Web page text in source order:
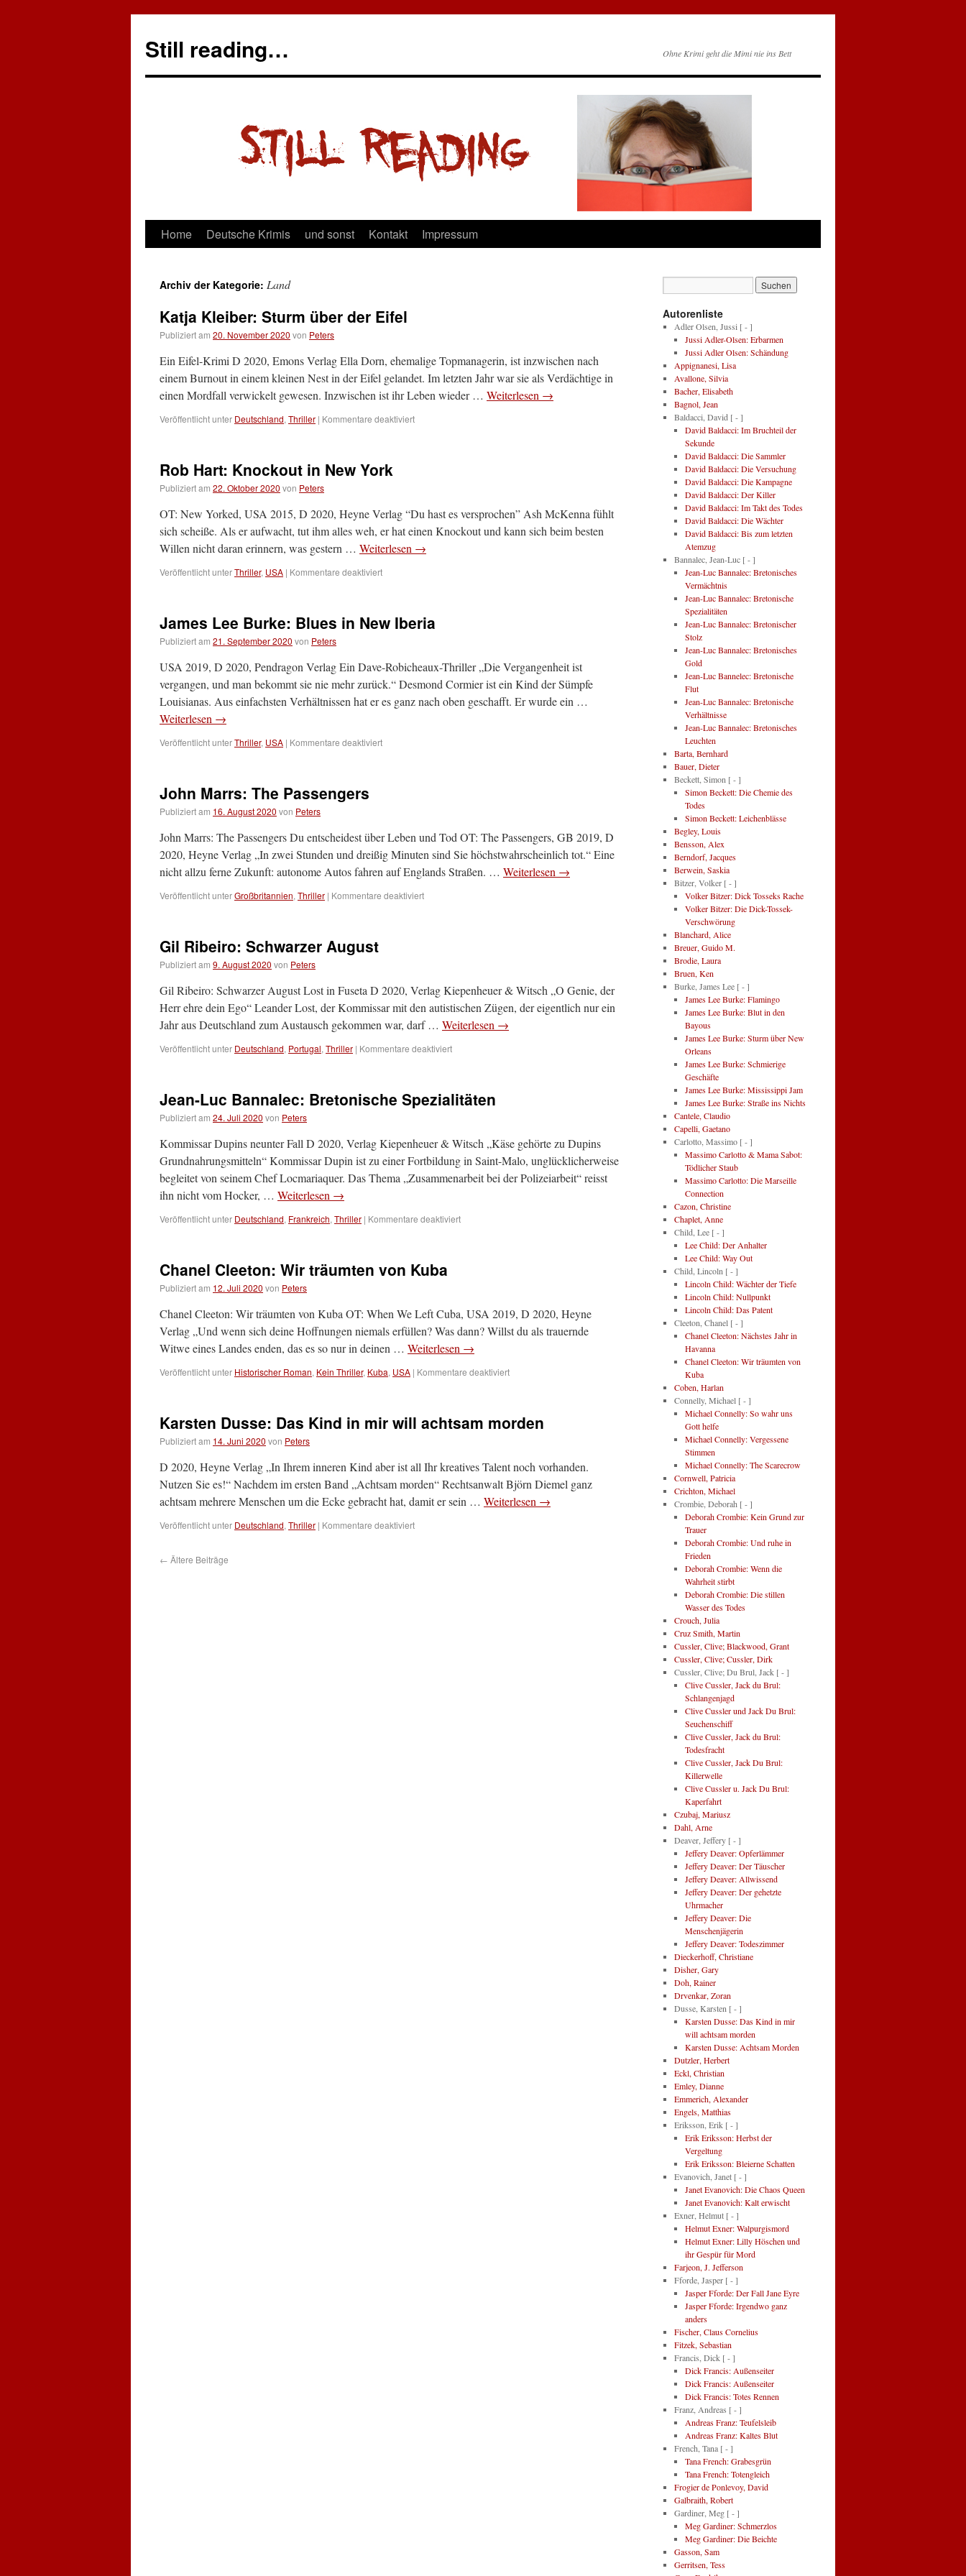
Still reading… Ohne Krimi geht die Mimi nie ins Bett
Home Deutsche Krimis und sonst Kontakt Impressum
Archiv der Kategorie: Land
Katja Kleiber: Sturm über der Eifel
Publiziert am 20. November 2020 von Peters
Ein Eifel-Krimi D 2020, Emons Verlag Ella Dorn, ehemalige Topmanagerin, ist inzwischen nach
einem Burnout in einem kleinen Nest in der Eifel gelandet. Im letzten Jahr war sie als Verdächtige in
einen Mordfall verwickelt gewesen. Inzwischen ist ihr Leben wieder … Weiterlesen →
Veröffentlicht unter Deutschland, Thriller | Kommentare deaktiviert
Rob Hart: Knockout in New York
Publiziert am 22. Oktober 2020 von Peters
OT: New Yorked, USA 2015, D 2020, Heyne Verlag “Du hast es versprochen” Ash McKenna fühlt
sich scheiße. Als er aufwacht, tut ihm alles weh, er hat einen Knockout und kann sich beim besten
Willen nicht daran erinnern, was gestern … Weiterlesen →
Veröffentlicht unterThriller, USA | Kommentare deaktiviert
James Lee Burke: Blues in New Iberia
Publiziert am 21. September 2020 von Peters
USA 2019, D 2020, Pendragon Verlag Ein Dave-Robicheaux-Thriller „Die Vergangenheit ist
vergangen, und man bekommt sie nie mehr zurück.“ Desmond Cormier ist ein Kind der Sümpfe
Louisianas. Aus einfachsten Verhältnissen hat er es ganz nach oben geschafft. Er wurde ein …
Weiterlesen →
Veröffentlicht unterThriller, USA | Kommentare deaktiviert
John Marrs: The Passengers
Publiziert am 16. August 2020 von Peters
John Marrs: The Passengers Du entscheidest über Leben und Tod OT: The Passengers, GB 2019, D
2020, Heyne Verlag „In zwei Stunden und dreißig Minuten sind Sie höchstwahrscheinlich tot.“ Eine
nicht allzu ferne Zukunft: autonome Autos fahren auf Englands Straßen. … Weiterlesen →
Veröffentlicht unterGroßbritannien, Thriller | Kommentare deaktiviert
Gil Ribeiro: Schwarzer August
Publiziert am 9. August 2020 von Peters
Gil Ribeiro: Schwarzer August Lost in Fuseta D 2020, Verlag Kiepenheuer & Witsch „O Genie, der
Herr ehre dein Ego“ Leander Lost, der Kommissar mit den autistischen Zügen, der eigentlich nur ein
Jahr aus Deutschland zum Austausch gekommen war, darf … Weiterlesen →
Veröffentlicht unter Deutschland, Portugal, Thriller | Kommentare deaktiviert
Jean-Luc Bannalec: Bretonische Spezialitäten
Publiziert am 24. Juli 2020 von Peters
Kommissar Dupins neunter Fall D 2020, Verlag Kiepenheuer & Witsch „Käse gehörte zu Dupins
Grundnahrungsmitteln“ Kommissar Dupin ist zu einer Fortbildung in Saint-Malo, unglücklicherweise
begleitet von seinem Chef Locmariaquer. Das Thema „Zusammenarbeit bei der Polizeiarbeit“ reisst
ihn nicht vom Hocker, … Weiterlesen →
Veröffentlicht unter Deutschland, Frankreich, Thriller | Kommentare deaktiviert
Chanel Cleeton: Wir träumten von Kuba
Publiziert am 12. Juli 2020 von Peters
Chanel Cleeton: Wir träumten von Kuba OT: When We Left Cuba, USA 2019, D 2020, Heyne
Verlag „Und wenn sich deine Hoffnungen niemals erfüllen? Was dann? Willst du als trauernde
Witwe eines Landes enden, das es so nur in deinen … Weiterlesen →
Veröffentlicht unter Historischer Roman, Kein Thriller, Kuba, USA | Kommentare deaktiviert
Karsten Dusse: Das Kind in mir will achtsam morden
Publiziert am 14. Juni 2020 von Peters
D 2020, Heyne Verlag „In Ihrem inneren Kind aber ist all Ihr kreatives Talent noch vorhanden.
Nutzen Sie es!“ Nachdem im ersten Band „Achtsam morden“ Rechtsanwalt Björn Diemel ganz
achtsam mehrere Menschen um die Ecke gebracht hat, damit er sein … Weiterlesen →
Veröffentlicht unter Deutschland, Thriller | Kommentare deaktiviert
← Ältere Beiträge
Autorenliste
Adler Olsen, Jussi [ - ]
Jussi Adler-Olsen: Erbarmen
Jussi Adler Olsen: Schändung
Appignanesi, Lisa
Avallone, Silvia
Bacher, Elisabeth
Bagnol, Jean
Baldacci, David [ - ]
David Baldacci: Im Bruchteil der
Sekunde
David Baldacci: Die Sammler
David Baldacci: Die Versuchung
David Baldacci: Die Kampagne
David Baldacci: Der Killer
David Baldacci: Im Takt des Todes
David Baldacci: Die Wächter
David Baldacci: Bis zum letzten
Atemzug
Bannalec, Jean-Luc [ - ]
Jean-Luc Bannalec: Bretonisches
Vermächtnis
Jean-Luc Bannalec: Bretonische
Spezialitäten
Jean-Luc Bannalec: Bretonischer
Stolz
Jean-Luc Bannalec: Bretonisches
Gold
Jean-Luc Bannelec: Bretonische
Flut
Jean-Luc Bannalec: Bretonische
Verhältnisse
Jean-Luc Bannalec: Bretonisches
Leuchten
Barta, Bernhard
Bauer, Dieter
Beckett, Simon [ - ]
Simon Beckett: Die Chemie des
Todes
Simon Beckett: Leichenblässe
Begley, Louis
Bensson, Alex
Berndorf, Jacques
Berwein, Saskia
Bitzer, Volker [ - ]
Volker Bitzer: Dick Tosseks Rache
Volker Bitzer: Die Dick-Tossek-
Verschwörung
Blanchard, Alice
Breuer, Guido M.
Brodie, Laura
Bruen, Ken
Burke, James Lee [ - ]
James Lee Burke: Flamingo
James Lee Burke: Blut in den
Bayous
James Lee Burke: Sturm über New
Orleans
James Lee Burke: Schmierige
Geschäfte
James Lee Burke: Mississippi Jam
James Lee Burke: Straße ins Nichts
Cantele, Claudio
Capelli, Gaetano
Carlotto, Massimo [ - ]
Massimo Carlotto & Mama Sabot:
Tödlicher Staub
Massimo Carlotto: Die Marseille
Connection
Cazon, Christine
Chaplet, Anne
Child, Lee [ - ]
Lee Child: Der Anhalter
Lee Child: Way Out
Child, Lincoln [ - ]
Lincoln Child: Wächter der Tiefe
Lincoln Child: Nullpunkt
Lincoln Child: Das Patent
Cleeton, Chanel [ - ]
Chanel Cleeton: Nächstes Jahr in
Havanna
Chanel Cleeton: Wir träumten von
Kuba
Coben, Harlan
Connelly, Michael [ - ]
Michael Connelly: So wahr uns
Gott helfe
Michael Connelly: Vergessene
Stimmen
Michael Connelly: The Scarecrow
Cornwell, Patricia
Crichton, Michael
Crombie, Deborah [ - ]
Deborah Crombie: Kein Grund zur
Trauer
Deborah Crombie: Und ruhe in
Frieden
Deborah Crombie: Wenn die
Wahrheit stirbt
Deborah Crombie: Die stillen
Wasser des Todes
Crouch, Julia
Cruz Smith, Martin
Cussler, Clive; Blackwood, Grant
Cussler, Clive; Cussler, Dirk
Cussler, Clive; Du Brul, Jack [ - ]
Clive Cussler, Jack du Brul:
Schlangenjagd
Clive Cussler und Jack Du Brul:
Seuchenschiff
Clive Cussler, Jack du Brul:
Todesfracht
Clive Cussler, Jack Du Brul:
Killerwelle
Clive Cussler u. Jack Du Brul:
Kaperfahrt
Czubaj, Mariusz
Dahl, Arne
Deaver, Jeffery [ - ]
Jeffery Deaver: Opferlämmer
Jeffery Deaver: Der Täuscher
Jeffery Deaver: Allwissend
Jeffery Deaver: Der gehetzte
Uhrmacher
Jeffery Deaver: Die
Menschenjägerin
Jeffery Deaver: Todeszimmer
Dieckerhoff, Christiane
Disher, Gary
Doh, Rainer
Drvenkar, Zoran
Dusse, Karsten [ - ]
Karsten Dusse: Das Kind in mir
will achtsam morden
Karsten Dusse: Achtsam Morden
Dutzler, Herbert
Eckl, Christian
Emley, Dianne
Emmerich, Alexander
Engels, Matthias
Eriksson, Erik [ - ]
Erik Eriksson: Herbst der
Vergeltung
Erik Eriksson: Bleierne Schatten
Evanovich, Janet [ - ]
Janet Evanovich: Die Chaos Queen
Janet Evanovich: Kalt erwischt
Exner, Helmut [ - ]
Helmut Exner: Walpurgismord
Helmut Exner: Lilly Höschen und
ihr Gespür für Mord
Farjeon, J. Jefferson
Fforde, Jasper [ - ]
Jasper Fforde: Der Fall Jane Eyre
Jasper Fforde: Irgendwo ganz
anders
Fischer, Claus Cornelius
Fitzek, Sebastian
Francis, Dick [ - ]
Dick Francis: Außenseiter
Dick Francis: Außenseiter
Dick Francis: Totes Rennen
Franz, Andreas [ - ]
Andreas Franz: Teufelsleib
Andreas Franz: Kaltes Blut
French, Tana [ - ]
Tana French: Grabesgrün
Tana French: Totengleich
Frogier de Ponlevoy, David
Galbraith, Robert
Gardiner, Meg [ - ]
Meg Gardiner: Schmerzlos
Meg Gardiner: Die Beichte
Gasson, Sam
Gerritsen, Tess